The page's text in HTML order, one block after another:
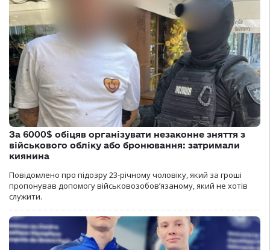
За 6000$ обіцяв організувати незаконне зняття з
військового обліку або бронювання: затримали
киянина
Повідомлено про підозру 23-річному чоловіку, який за гроші
пропонував допомогу військовозобов’язаному, який не хотів
служити.